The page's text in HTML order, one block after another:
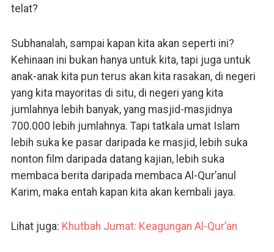
telat?
Subhanalah, sampai kapan kita akan seperti ini?
Kehinaan ini bukan hanya untuk kita, tapi juga untuk
anak-anak kita pun terus akan kita rasakan, di negeri
yang kita mayoritas di situ, di negeri yang kita
jumlahnya lebih banyak, yang masjid-masjidnya
700.000 lebih jumlahnya. Tapi tatkala umat Islam
lebih suka ke pasar daripada ke masjid, lebih suka
nonton film daripada datang kajian, lebih suka
membaca berita daripada membaca Al-Qur’anul
Karim, maka entah kapan kita akan kembali jaya.
Lihat juga: Khutbah Jumat: Keagungan Al-Qur’an